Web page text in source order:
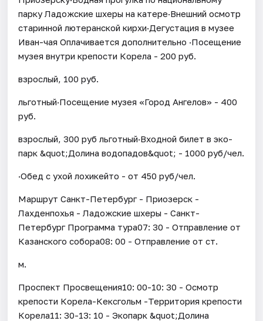
парку Ладожские шхеры на катере·Внешний осмотр
старинной лютеранской кирхи·Дегустация в музее
Иван-чая Оплачивается дополнительно ·Посещение
музея внутри крепости Корела - 200 руб.
взрослый, 100 руб.
льготный·Посещение музея «Город Ангелов» - 400
руб.
взрослый, 300 руб льготный·Входной билет в эко-
парк &quot;Долина водопадов&quot; - 1000 руб/чел.
·Обед с ухой лохикейто - от 450 руб/чел.
Маршрут Санкт-Петербург - Приозерск -
Лахденпохья - Ладожские шхеры - Санкт-
Петербург Программа тура07: 30 - Отправление от
Казанского собора08: 00 - Отправление от ст.
м.
Проспект Просвещения10: 00-10: 30 - Осмотр
крепости Корела-Кексгольм -Территория крепости
Корела11: 30-13: 10 - Экопарк &quot;Долина